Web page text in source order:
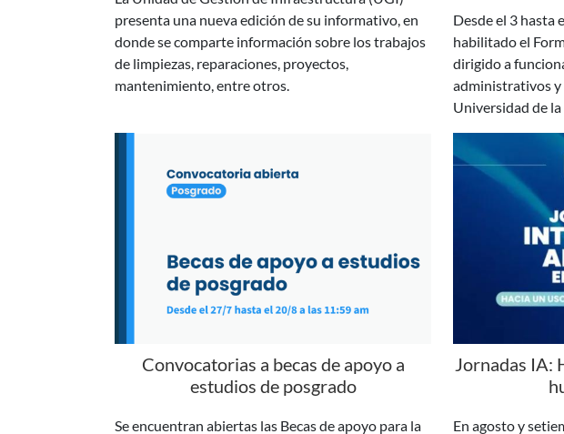
de limpiezas, reparaciones, proyectos,
mantenimiento, entre otros.
dirigido a
administrativos y
Universidad de
Convocatorias a becas de apoyo a
Se encuentran abiertas las Becas de apoyo para la
finalización de estudios de posgrado en la Udelar y
las Becas de apoyo a docentes para estudios de
Jornadas IA:
En agosto y
«Jornadas de
Hacia un uso